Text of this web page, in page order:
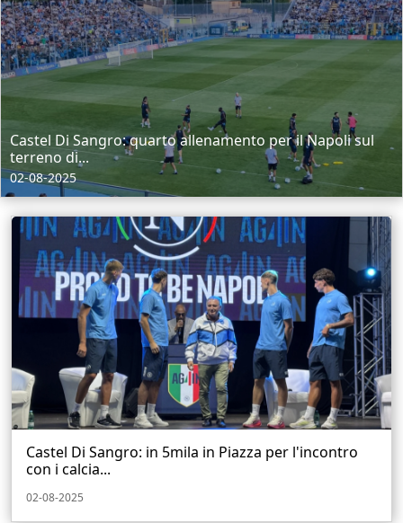
Castel Di Sangro: quarto allenamento per il Napoli sul
terreno di...
02-08-2025
Castel Di Sangro: in 5mila in Piazza per l'incontro
con i calcia...
02-08-2025